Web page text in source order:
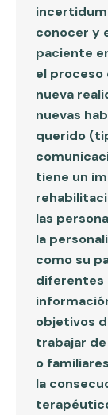
conocer y
paciente
el proceso
nueva
nuevas
querido
tiene un
las
la
como su
diferentes
objetivos
trabajar
o
la